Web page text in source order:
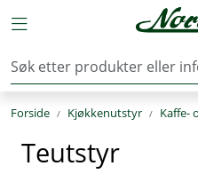
Toggle navigation
Forside Kjøkkenutstyr Kaffe-
Teutstyr
Kjøkkenutstyr
Storkjøkken
Renhold & Vaskeri